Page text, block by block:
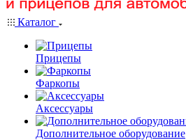
Каталог
Прицепы
Фаркопы
Аксессуары
Дополнительное оборудование